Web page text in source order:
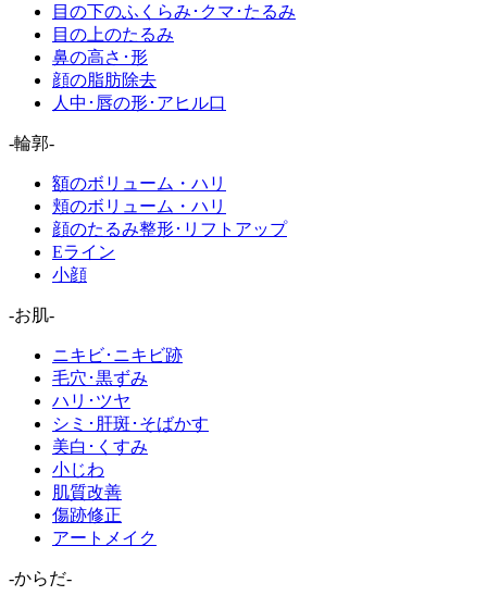
目の下のふくらみ･クマ･たるみ
目の上のたるみ
鼻の高さ･形
顔の脂肪除去
人中･唇の形･アヒル口
-輪郭-
額のボリューム・ハリ
頬のボリューム・ハリ
顔のたるみ整形･リフトアップ
Eライン
小顔
-お肌-
ニキビ･ニキビ跡
毛穴･黒ずみ
ハリ･ツヤ
シミ･肝斑･そばかす
美白･くすみ
小じわ
肌質改善
傷跡修正
アートメイク
-からだ-